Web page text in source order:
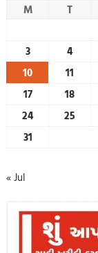
M T
3
4
10
11
17
18
24
25
31
« Jul